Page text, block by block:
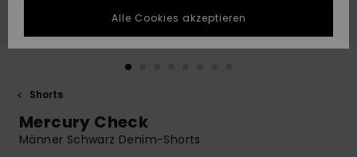
schnellste
Antwort auf Ihre
Frage zu
Finden Sie
WUNSCHLISTE
Shorts
Mercury Check
Männer Schwarz Denim-Shorts
Alle Cookies akzeptieren